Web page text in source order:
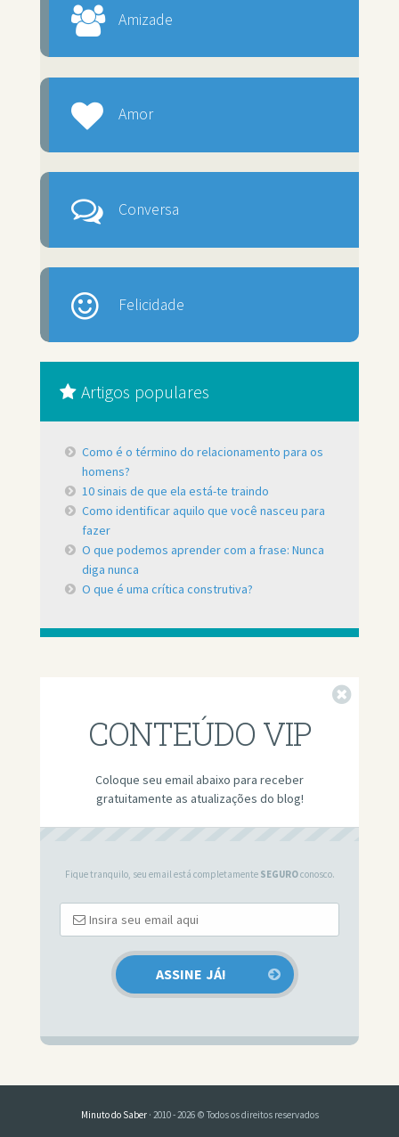
Amizade
Amor
Conversa
Felicidade
Artigos populares
Como é o término do relacionamento para os
homens?
10 sinais de que ela está-te traindo
Como identificar aquilo que você nasceu para
fazer
O que podemos aprender com a frase: Nunca
diga nunca
O que é uma crítica construtiva?
CONTEÚDO VIP
Coloque seu email abaixo para receber
gratuitamente as atualizações do blog!
Fique tranquilo, seu email está completamente SEGUROconosco.
Minuto do Saber· 2010 - 2026 © Todos os direitos reservados